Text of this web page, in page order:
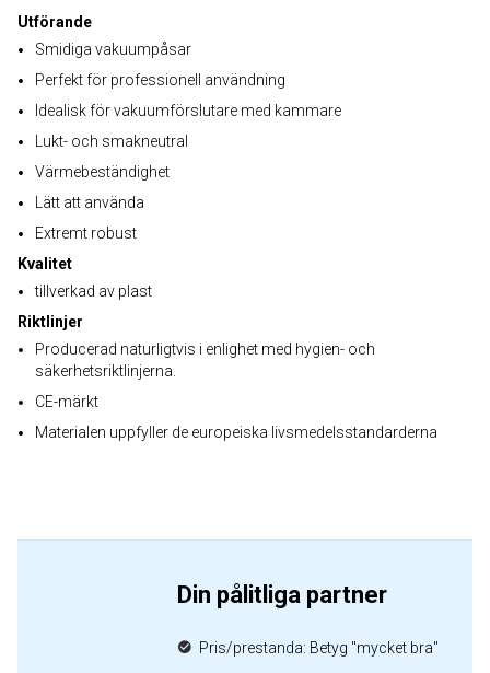
Utförande
Smidiga vakuumpåsar
Perfekt för professionell användning
Idealisk för vakuumförslutare med kammare
Lukt- och smakneutral
Värmebeständighet
Lätt att använda
Extremt robust
Kvalitet
tillverkad av plast
Riktlinjer
Producerad naturligtvis i enlighet med hygien- och
säkerhetsriktlinjerna.
CE-märkt
Materialen uppfyller de europeiska livsmedelsstandarderna
Din pålitliga partner
Pris/prestanda: Betyg "mycket bra"